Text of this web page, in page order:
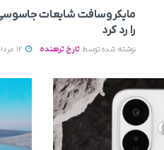
را رد کرد
نوشته شده توسط تارخ ترهنده